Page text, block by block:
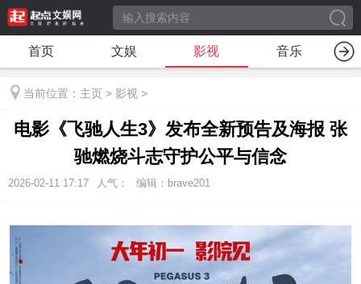
首页 文娱 影视 音乐
当前位置： 主页 > 影视 >
电影《飞驰人生3》发布全新预告及海报 张
驰燃烧斗志守护公平与信念
2026-02-11 17:17 人气： 编辑：brave201